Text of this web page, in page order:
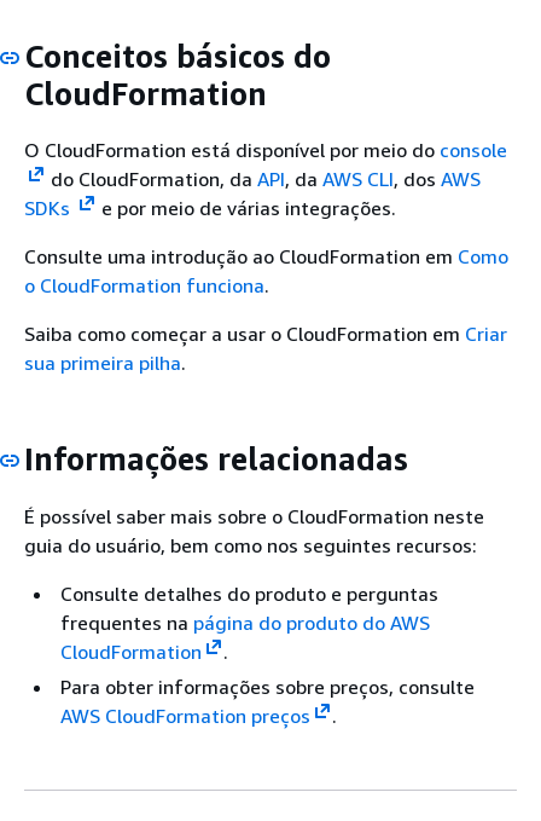
Conceitos básicos do
CloudFormation
O CloudFormation está disponível por meio do console
do CloudFormation, da API, da AWS CLI, dos AWS
SDKs
e por meio de várias integrações.
Consulte uma introdução ao CloudFormation em Como
o CloudFormation funciona.
Saiba como começar a usar o CloudFormation em Criar
sua primeira pilha.
Informações relacionadas
É possível saber mais sobre o CloudFormation neste
guia do usuário, bem como nos seguintes recursos:
Consulte detalhes do produto e perguntas
frequentes na página do produto do AWS
CloudFormation
.
Para obter informações sobre preços, consulte
AWS CloudFormation preços
.